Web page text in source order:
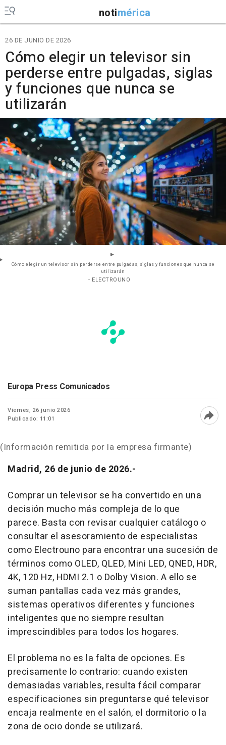
notimérica
26 DE JUNIO DE 2026
Cómo elegir un televisor sin
perderse entre pulgadas, siglas
y funciones que nunca se
utilizarán
Cómo elegir un televisor sin perderse entre pulgadas, siglas y funciones que nunca se
utilizarán
- ELECTROUNO
Europa Press Comunicados
Viernes, 26 junio 2026
Publicado: 11:01
(Información remitida por la empresa firmante)
Madrid, 26 de junio de 2026.-
Comprar un televisor se ha convertido en una
decisión mucho más compleja de lo que
parece. Basta con revisar cualquier catálogo o
consultar el asesoramiento de especialistas
como Electrouno para encontrar una sucesión de
términos como OLED, QLED, Mini LED, QNED, HDR,
4K, 120 Hz, HDMI 2.1 o Dolby Vision. A ello se
suman pantallas cada vez más grandes,
sistemas operativos diferentes y funciones
inteligentes que no siempre resultan
imprescindibles para todos los hogares.
El problema no es la falta de opciones. Es
precisamente lo contrario: cuando existen
demasiadas variables, resulta fácil comparar
especificaciones sin preguntarse qué televisor
encaja realmente en el salón, el dormitorio o la
zona de ocio donde se utilizará.